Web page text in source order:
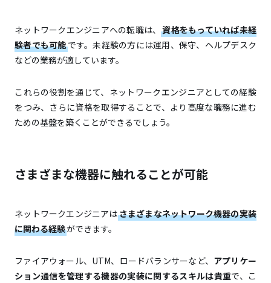
ネットワークエンジニアへの転職は、資格をもっていれば未経
験者でも可能です。未経験の方には運用、保守、ヘルプデスク
などの業務が適しています。
これらの役割を通じて、ネットワークエンジニアとしての経験
をつみ、さらに資格を取得することで、より高度な職務に進む
ための基盤を築くことができるでしょう。
さまざまな機器に触れることが可能
ネットワークエンジニアはさまざまなネットワーク機器の実装
に関わる経験ができます。
ファイアウォール、UTM、ロードバランサーなど、 アプリケー
ション通信を管理する機器の実装に関するスキルは貴重で、こ